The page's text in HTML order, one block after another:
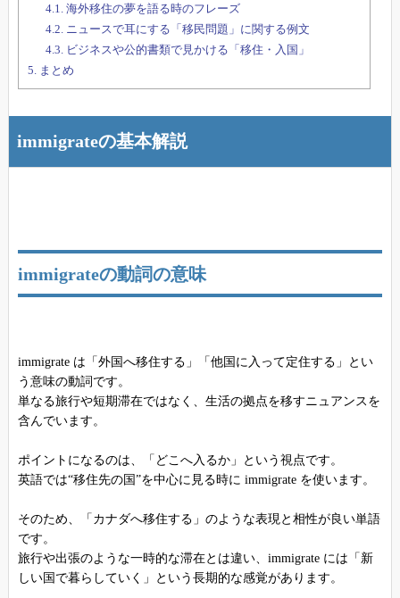
4.1. 海外移住の夢を語る時のフレーズ
4.2. ニュースで耳にする「移民問題」に関する例文
4.3. ビジネスや公的書類で見かける「移住・入国」
5.
まとめ
immigrateの基本解説
immigrateの動詞の意味
immigrate は「外国へ移住する」「他国に入って定住する」とい
う意味の動詞です。
単なる旅行や短期滞在ではなく、生活の拠点を移すニュアンスを
含んでいます。
ポイントになるのは、「どこへ入るか」という視点です。
英語では“移住先の国”を中心に見る時に immigrate を使います。
そのため、「カナダへ移住する」のような表現と相性が良い単語
です。
旅行や出張のような一時的な滞在とは違い、immigrate には「新
しい国で暮らしていく」という長期的な感覚があります。